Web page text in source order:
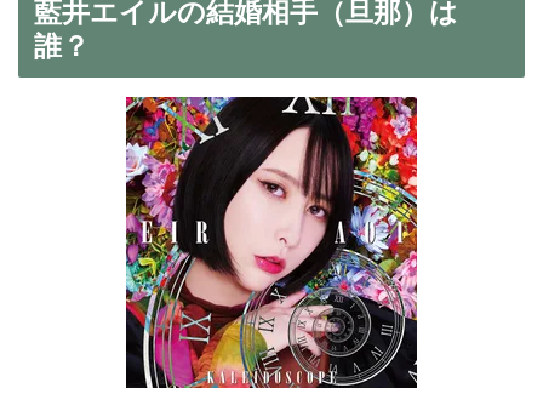
藍井エイルの結婚相手（旦那）は
誰？